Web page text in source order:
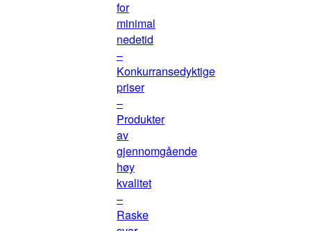
for
minimal
nedetid
–
Konkurransedyktige
priser
–
Produkter
av
gjennomgående
høy
kvalitet
–
Raske